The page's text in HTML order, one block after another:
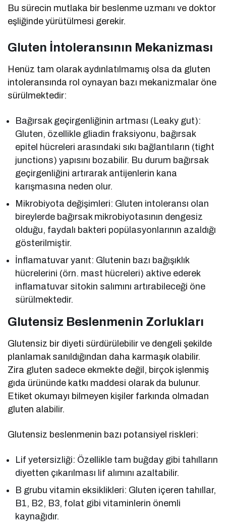
Bu sürecin mutlaka bir beslenme uzmanı ve doktor
eşliğinde yürütülmesi gerekir.
Gluten İntoleransının Mekanizması
Henüz tam olarak aydınlatılmamış olsa da gluten
intoleransında rol oynayan bazı mekanizmalar öne
sürülmektedir:
Bağırsak geçirgenliğinin artması (Leaky gut):
Gluten, özellikle gliadin fraksiyonu, bağırsak
epitel hücreleri arasındaki sıkı bağlantıların (tight
junctions) yapısını bozabilir. Bu durum bağırsak
geçirgenliğini artırarak antijenlerin kana
karışmasına neden olur.
Mikrobiyota değişimleri: Gluten intoleransı olan
bireylerde bağırsak mikrobiyotasının dengesiz
olduğu, faydalı bakteri popülasyonlarının azaldığı
gösterilmiştir.
İnflamatuvar yanıt: Glutenin bazı bağışıklık
hücrelerini (örn. mast hücreleri) aktive ederek
inflamatuvar sitokin salımını artırabileceği öne
sürülmektedir.
Glutensiz Beslenmenin Zorlukları
Glutensiz bir diyeti sürdürülebilir ve dengeli şekilde
planlamak sanıldığından daha karmaşık olabilir.
Zira gluten sadece ekmekte değil, birçok işlenmiş
gıda ürününde katkı maddesi olarak da bulunur.
Etiket okumayı bilmeyen kişiler farkında olmadan
gluten alabilir.
Glutensiz beslenmenin bazı potansiyel riskleri:
Lif yetersizliği: Özellikle tam buğday gibi tahılların
diyetten çıkarılması lif alımını azaltabilir.
B grubu vitamin eksiklikleri: Gluten içeren tahıllar,
B1, B2, B3, folat gibi vitaminlerin önemli
kaynağıdır.